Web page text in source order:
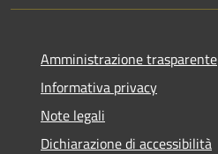
Amministrazione trasparente
Informativa privacy
Note legali
Dichiarazione di accessibilità